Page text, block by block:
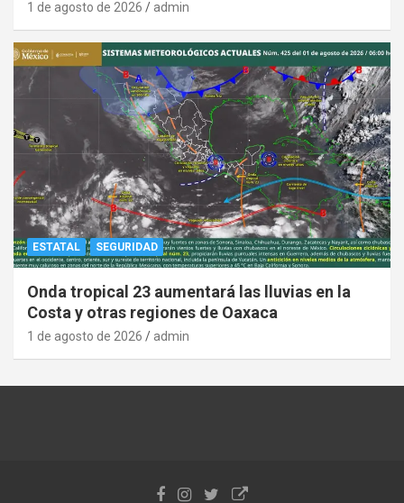
1 de agosto de 2026 admin
ESTATAL SEGURIDAD
Onda tropical 23 aumentará las lluvias en la
Costa y otras regiones de Oaxaca
1 de agosto de 2026 admin